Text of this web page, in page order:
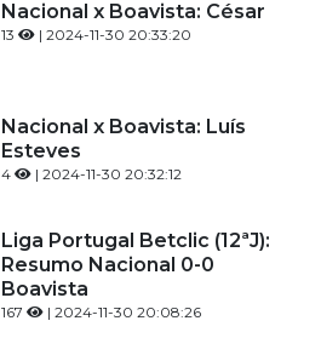
Nacional x Boavista: César
13 | 2024-11-30 20:33:20
Nacional x Boavista: Luís
Esteves
4 | 2024-11-30 20:32:12
Liga Portugal Betclic (12ªJ):
Resumo Nacional 0-0
Boavista
167 | 2024-11-30 20:08:26